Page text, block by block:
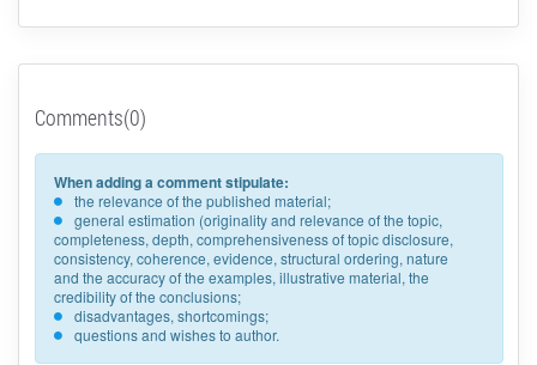
Comments(0)
When adding a comment stipulate:
the relevance of the published material;
general estimation (originality and relevance of the topic,
completeness, depth, comprehensiveness of topic disclosure,
consistency, coherence, evidence, structural ordering, nature
and the accuracy of the examples, illustrative material, the
credibility of the conclusions;
disadvantages, shortcomings;
questions and wishes to author.